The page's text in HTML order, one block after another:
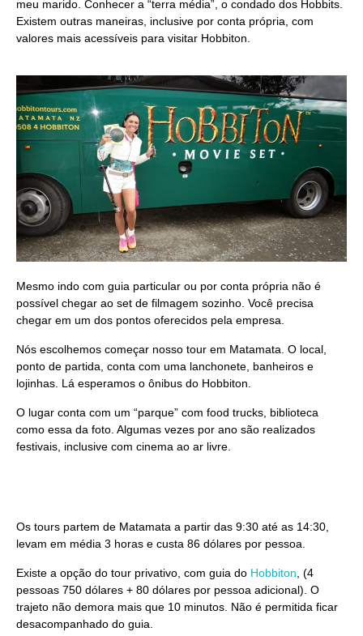
meu marido. Conhecer a “terra média”, o condado dos Hobbits.
Existem outras maneiras, inclusive por conta própria, com
valores mais acessíveis para visitar Hobbiton.
Mesmo indo com guia particular ou por conta própria não é
possível chegar ao set de filmagem sozinho. Você precisa
chegar em um dos pontos oferecidos pela empresa.
Nós escolhemos começar nosso tour em Matamata. O local,
ponto de partida, conta com uma lanchonete, banheiros e
lojinhas. Lá esperamos o ônibus do Hobbiton.
O lugar conta com um “parque” com food trucks, biblioteca
como essa da foto. Algumas vezes por ano são realizados
festivais, inclusive com cinema ao ar livre.
Os tours partem de Matamata a partir das 9:30 até as 14:30,
levam em média 3 horas e custa 86 dólares por pessoa.
Existe a opção do tour privativo, com guia do Hobbiton , (4
pessoas 750 dólares + 80 dólares por pessoa adicional). O
trajeto não demora mais que 10 minutos. Não é permitida ficar
desacompanhado do guia.